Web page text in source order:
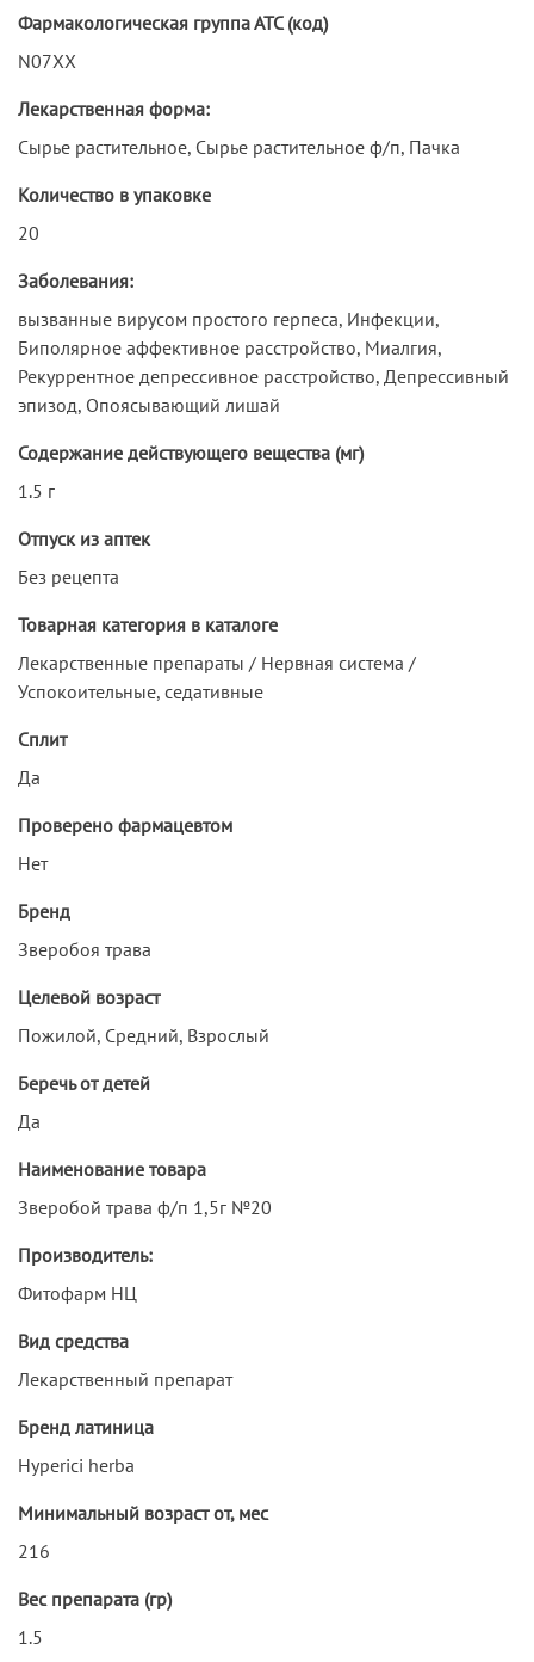
Фармакологическая группа АТС (код)
N07XX
Лекарственная форма:
Сырье растительное, Сырье растительное ф/п, Пачка
Количество в упаковке
20
Заболевания:
вызванные вирусом простого герпеса, Инфекции,
Биполярное аффективное расстройство, Миалгия,
Рекуррентное депрессивное расстройство, Депрессивный
эпизод, Опоясывающий лишай
Содержание действующего вещества (мг)
1.5 г
Отпуск из аптек
Без рецепта
Товарная категория в каталоге
Лекарственные препараты / Нервная система /
Успокоительные, седативные
Сплит
Да
Проверено фармацевтом
Нет
Бренд
Зверобоя трава
Целевой возраст
Пожилой, Средний, Взрослый
Беречь от детей
Да
Наименование товара
Зверобой трава ф/п 1,5г №20
Производитель:
Фитофарм НЦ
Вид средства
Лекарственный препарат
Бренд латиница
Hyperici herba
Минимальный возраст от, мес
216
Вес препарата (гр)
1.5